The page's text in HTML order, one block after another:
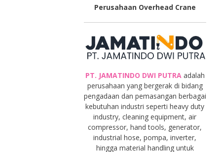
Perusahaan Overhead Crane
PT. JAMATINDO DWI PUTRAadalah
perusahaan yang bergerak di bidang
pengadaan dan pemasangan berbagai
kebutuhan industri seperti heavy duty
industry, cleaning equipment, air
compressor, hand tools, generator,
industrial hose, pompa, inverter,
hingga material handling untuk